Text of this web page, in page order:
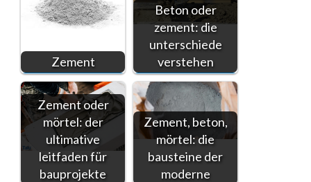
Zement
Beton oder
zement: die
unterschiede
verstehen
Zement oder
mörtel: der
ultimative
leitfaden für
bauprojekte
Zement, beton,
mörtel: die
bausteine der
moderne